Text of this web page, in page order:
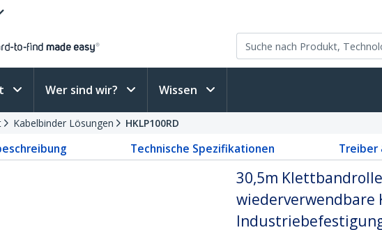
Wer sind wir? Wissen
Kabelbinder Lösungen HKLP100RD
Technische Spezifikationen Treiber
30,5m
wiederverwendbare